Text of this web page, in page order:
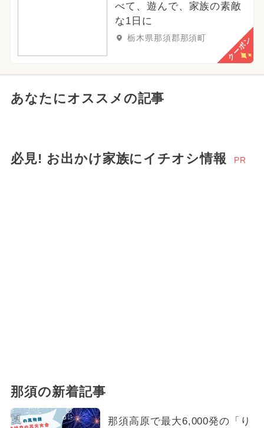
べて、遊んで、家族の素敵
な1日に
栃木県那須郡那須町 クーポン
あなたにオススメの記事
必見! お出かけ家族にイチオシ情報 PR
那須の新着記事
那須高原で最大6,000発の「り